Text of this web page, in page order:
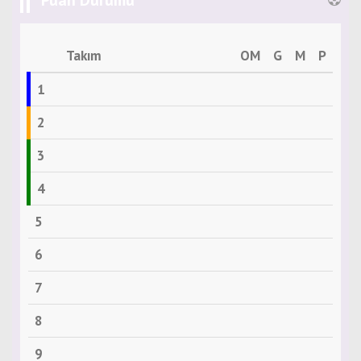
Takım OM G M
P
1
2
3
4
5
6
7
8
9